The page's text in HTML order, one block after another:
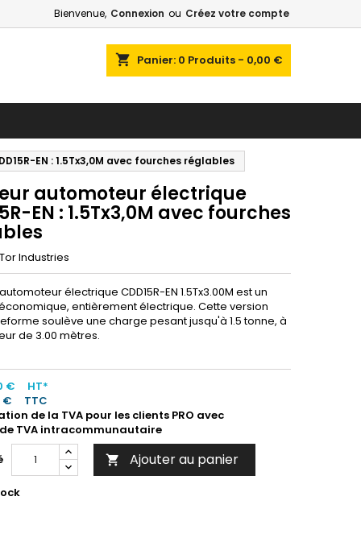
Bienvenue, Connexion ou Créez votre compte
shopping_cart Panier: 0 Produits - 0,00 €
EN : 1.5Tx3,0M avec fourches réglables
automoteur électrique
EN : 1.5Tx3,0M avec fourches
Tor Industries
électrique CDD15R-EN 1.5Tx3.00M est un
entièrement électrique. Cette version
soulève une charge pesant jusqu'à 1.5 tonne, à
de 3.00 mètres.
€
HT*
€
TTC
de la TVA pour les clients PRO avec
TVA intracommunautaire
 Ajouter au panier